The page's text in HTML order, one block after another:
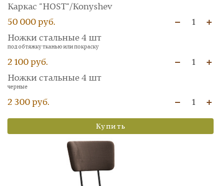
Каркас "HOST"/Konyshev
50 000 руб.
1
Ножки стальные 4 шт
под обтяжку тканью или покраску
2 100 руб.
1
Ножки стальные 4 шт
черные
2 300 руб. 1
Купить